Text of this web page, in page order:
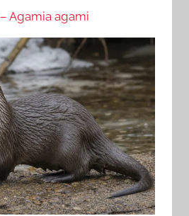
Agamia agami